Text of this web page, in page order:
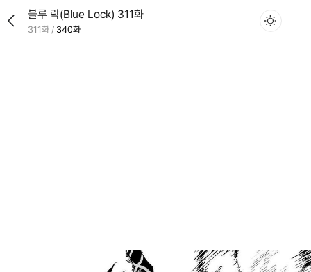
블루 락(Blue Lock) 311화
311화 / 340화